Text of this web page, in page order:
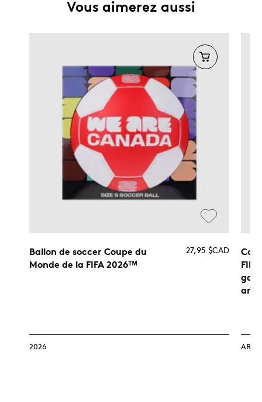
Vous aimerez aussi
Ballon de soccer Coupe du
Monde de la FIFA 2026ᵀᴹ
27,95 $CAD
2026